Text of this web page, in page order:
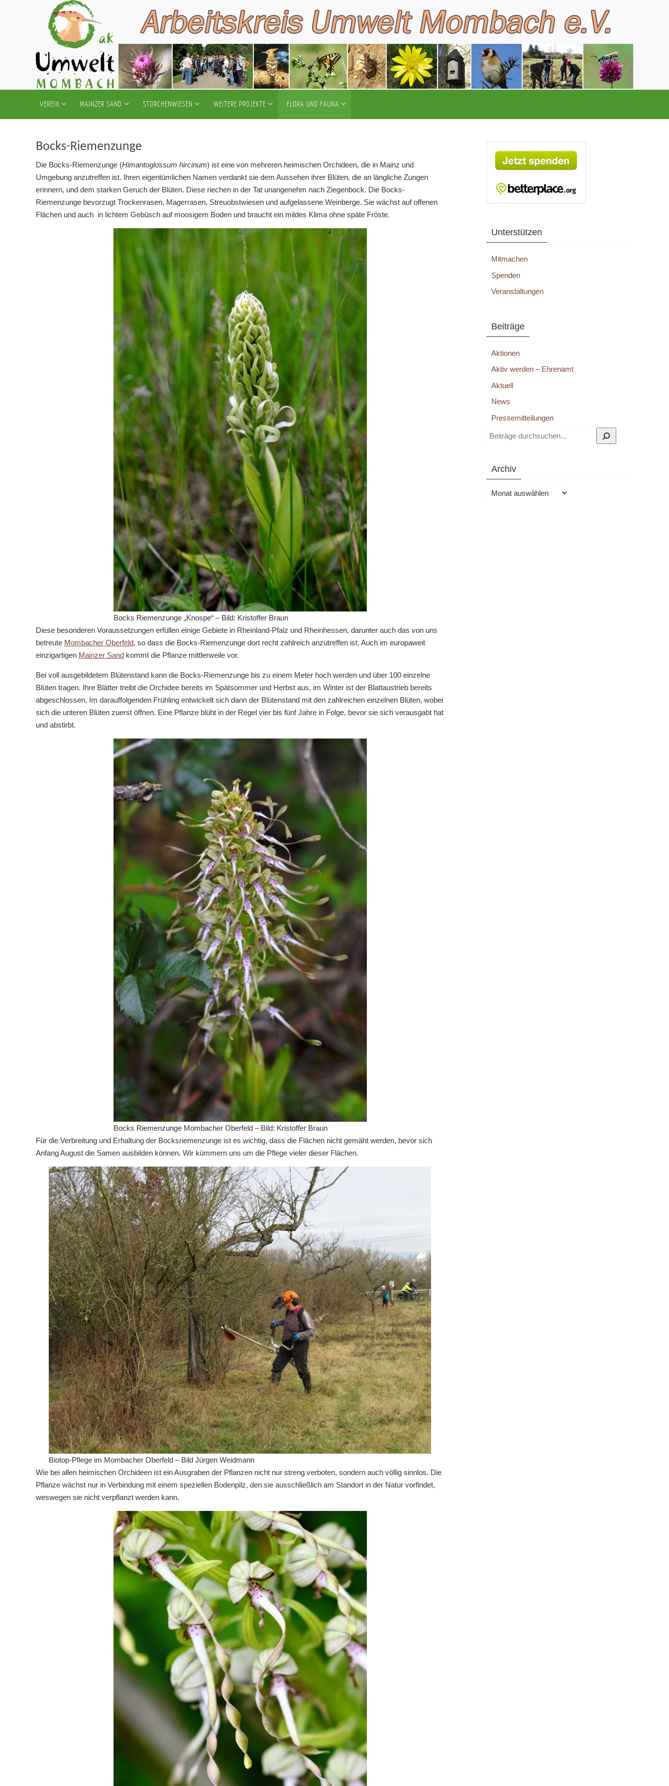
springen
VEREIN MAINZER SAND STORCHENWIESEN WEITERE PROJEKTE FLORA UND FAUNA
Bocks-Riemenzunge
Die Bocks-Riemenzunge (Himantoglossum hircinum) ist eine von mehreren heimischen Orchideen, die in Mainz und
Umgebung anzutreffen ist. Ihren eigentümlichen Namen verdankt sie dem Aussehen ihrer Blüten, die an längliche Zungen
erinnern, und dem starken Geruch der Blüten. Diese riechen in der Tat unangenehm nach Ziegenbock. Die Bocks-
Riemenzunge bevorzugt Trockenrasen, Magerrasen, Streuobstwiesen und aufgelassene Weinberge. Sie wächst auf offenen
Flächen und auch in lichtem Gebüsch auf moosigem Boden und braucht ein mildes Klima ohne späte Fröste.
Bocks Riemenzunge „Knospe“ – Bild: Kristoffer Braun
Diese besonderen Voraussetzungen erfüllen einige Gebiete in Rheinland-Pfalz und Rheinhessen, darunter auch das von uns
betreute Mombacher Oberfeld, so dass die Bocks-Riemenzunge dort recht zahlreich anzutreffen ist. Auch im europaweit
einzigartigen Mainzer Sand kommt die Pflanze mittlerweile vor.
Bei voll ausgebildetem Blütenstand kann die Bocks-Riemenzunge bis zu einem Meter hoch werden und über 100 einzelne
Blüten tragen. Ihre Blätter treibt die Orchidee bereits im Spätsommer und Herbst aus, im Winter ist der Blattaustrieb bereits
abgeschlossen. Im darauffolgenden Frühling entwickelt sich dann der Blütenstand mit den zahlreichen einzelnen Blüten, wobei
sich die unteren Blüten zuerst öffnen. Eine Pflanze blüht in der Regel vier bis fünf Jahre in Folge, bevor sie sich verausgabt hat
und abstirbt.
Bocks Riemenzunge Mombacher Oberfeld – Bild: Kristoffer Braun
Für die Verbreitung und Erhaltung der Bocksriemenzunge ist es wichtig, dass die Flächen nicht gemäht werden, bevor sich
Anfang August die Samen ausbilden können. Wir kümmern uns um die Pflege vieler dieser Flächen.
Biotop-Pflege im Mombacher Oberfeld – Bild Jürgen Weidmann
Wie bei allen heimischen Orchideen ist ein Ausgraben der Pflanzen nicht nur streng verboten, sondern auch völlig sinnlos. Die
Pflanze wächst nur in Verbindung mit einem speziellen Bodenpilz, den sie ausschließlich am Standort in der Natur vorfindet,
weswegen sie nicht verpflanzt werden kann.
Unterstützen
Mitmachen
Spenden
Veranstaltungen
Beiträge
Aktionen
Aktiv werden – Ehrenamt
Aktuell
News
Pressemitteilungen
Suchen
Archiv
Archiv